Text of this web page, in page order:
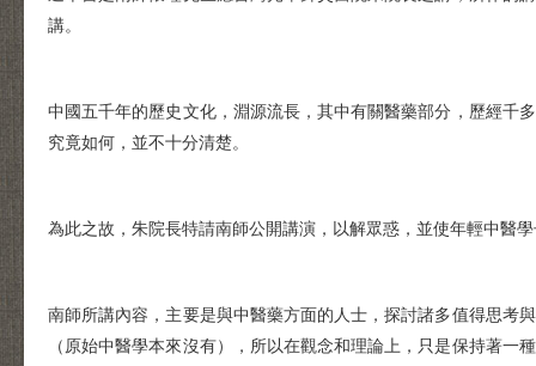
講。
中國五千年的歷史文化，淵源流長，其中有關醫藥部分，歷經千
究竟如何，並不十分清楚。
為此之故，朱院長特請南師公開講演，以解眾惑，並使年輕中醫
南師所講內容，主要是與中醫藥方面的人士，探討諸多值得思考
（原始中醫學本來沒有），所以在觀念和理論上，只是保持著